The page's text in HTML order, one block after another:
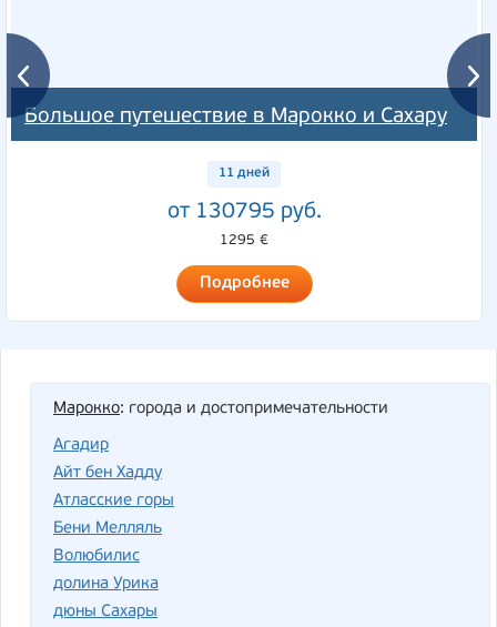
Большое путешествие в Марокко и Сахару
11 дней
от 130795 руб.
1295 €
Подробнее
Марокко: города и достопримечательности
Агадир
Айт бен Хадду
Атласские горы
Бени Мелляль
Волюбилис
долина Урика
дюны Сахары